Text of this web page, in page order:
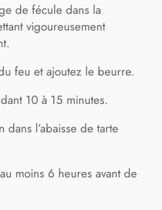
de fécule dans la
vigoureusement
feu et ajoutez le beurre.
10 à 15 minutes.
l’abaisse de tarte
moins 6 heures avant de